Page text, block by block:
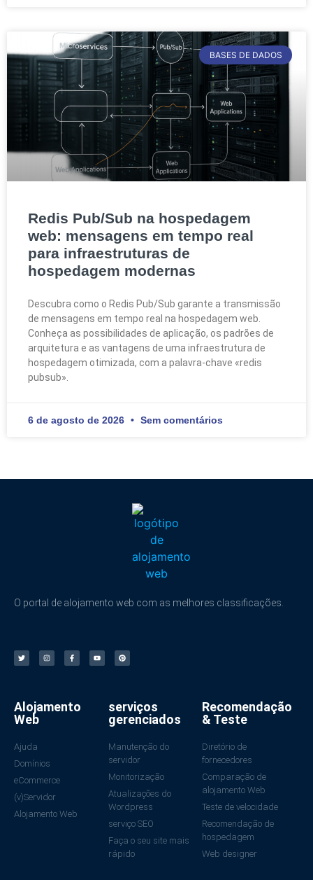
BASES DE DADOS
Redis Pub/Sub na hospedagem
web: mensagens em tempo real
para infraestruturas de
hospedagem modernas
Descubra como o Redis Pub/Sub garante a transmissão
de mensagens em tempo real na hospedagem web.
Conheça as possibilidades de aplicação, os padrões de
arquitetura e as vantagens de uma infraestrutura de
hospedagem otimizada, com a palavra-chave «redis
pubsub».
6 de agosto de 2026 Sem comentários
O portal de alojamento web com as melhores classificações.
Alojamento
Web
Ajuda
Domínios
eCommerce
(v)Servidor
Alojamento Web
serviços
gerenciados
Manutenção do
servidor
Monitorização
Atualizações do
Wordpress
serviço SEO
Faça o seu site mais
rápido
Recomendação
& Teste
Diretório de
fornecedores
Comparação de
alojamento Web
Teste de velocidade
Recomendação de
hospedagem
Web designer